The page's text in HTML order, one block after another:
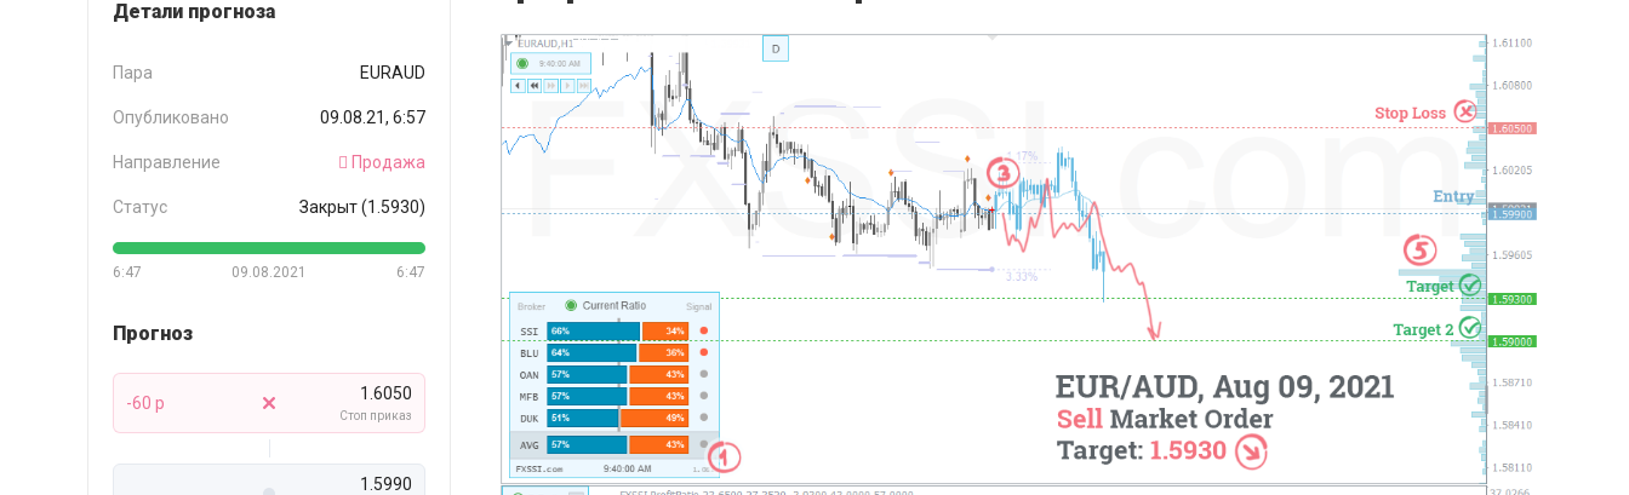
Детали прогноза
Пара EURAUD
Опубликовано 09.08.21, 6:57
Направление Продажа
Статус Закрыт (1.5930)
6:47 6:47
09.08.2021
Прогноз
-60 p 1.6050
Стоп приказ
1.5990